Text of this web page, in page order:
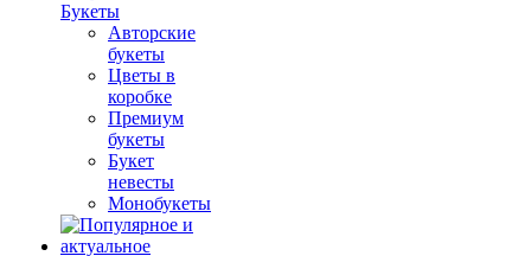
Букеты
Авторские
букеты
Цветы в
коробке
Премиум
букеты
Букет
невесты
Монобукеты